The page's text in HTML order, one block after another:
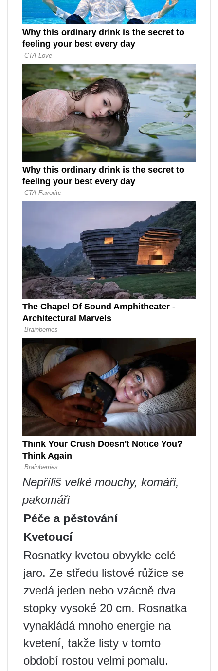
Nepříliš velké mouchy, komáři,
pakomáři
Péče a pěstování
Kvetoucí
Rosnatky kvetou obvykle celé
jaro. Ze středu listové růžice se
zvedá jeden nebo vzácně dva
stopky vysoké 20 cm. Rosnatka
vynakládá mnoho energie na
kvetení, takže listy v tomto
období rostou velmi pomalu.